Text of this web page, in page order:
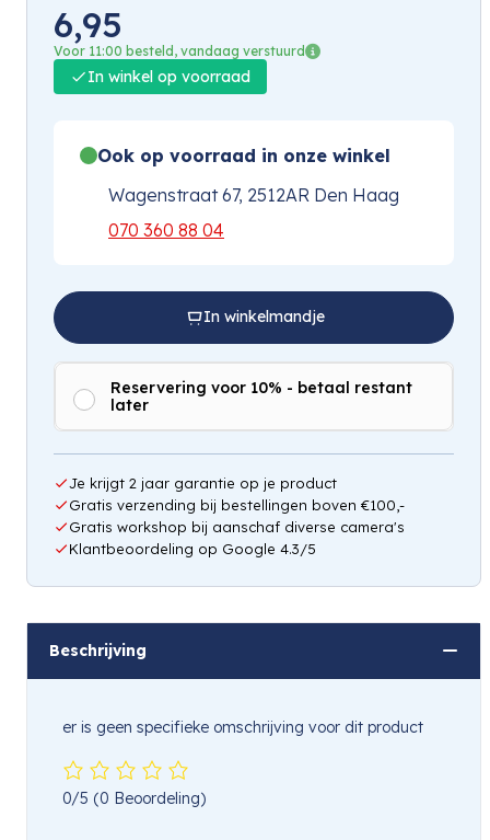
6,95
Voor 11:00 besteld, vandaag verstuurd
In winkel op voorraad
Ook op voorraad in onze winkel
Wagenstraat 67, 2512AR Den Haag
070 360 88 04
In winkelmandje
Reservering voor 10% - betaal restant
later
Je krijgt 2 jaar garantie op je product
Gratis verzending bij bestellingen boven €100,-
Gratis workshop bij aanschaf diverse camera's
Klantbeoordeling op Google 4.3/5
Beschrijving
er is geen specifieke omschrijving voor dit product
0/5 (0 Beoordeling)